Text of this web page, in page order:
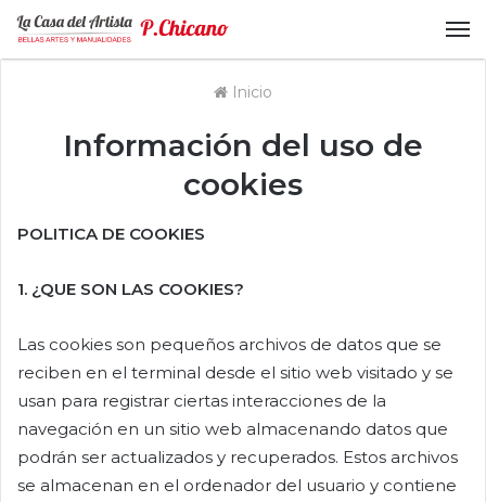
Inicio
Información del uso de
cookies
POLITICA DE COOKIES
1. ¿QUE SON LAS COOKIES?
Las cookies son pequeños archivos de datos que se
reciben en el terminal desde el sitio web visitado y se
usan para registrar ciertas interacciones de la
navegación en un sitio web almacenando datos que
podrán ser actualizados y recuperados. Estos archivos
se almacenan en el ordenador del usuario y contiene